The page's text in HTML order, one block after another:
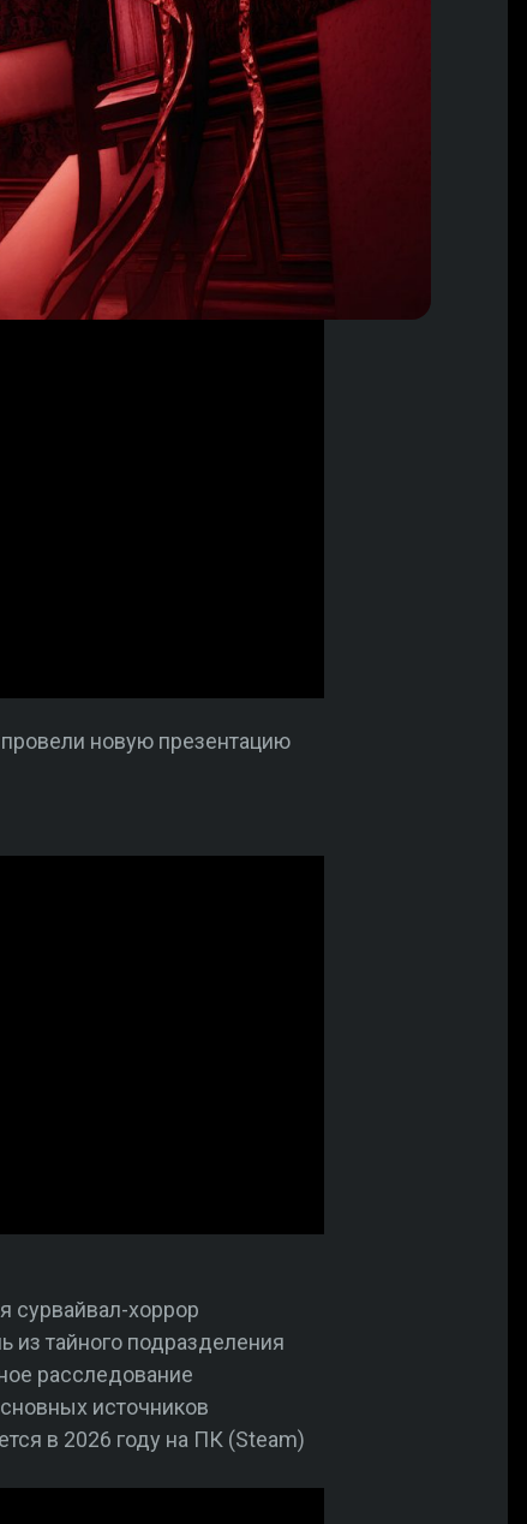
провели новую презентацию
сурвайвал-хоррор
из тайного подразделения
расследование
источников
в 2026 году на ПК (Steam)